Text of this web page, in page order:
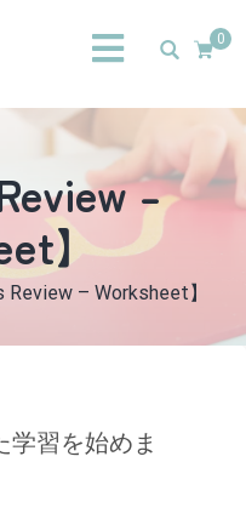
0
–
】
Review – Worksheet】
学習を始めま